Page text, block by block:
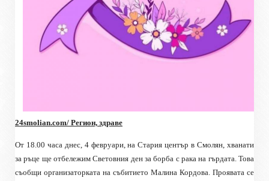
24smolian.com/ Регион, здраве
От 18.00 часа днес, 4 февруари, на Стария център в Смолян, хванати
за ръце ще отбележим Световния ден за борба с рака на гърдата. Това
съобщи организаторката на събитието Малина Кордова. Проявата се